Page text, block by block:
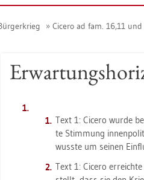
Ci­ce­ro ad fam. 16,11
Text 1: Ci­ce­ro wurde
te Stim­mung
wuss­te um sei­nen
Text 1: Ci­ce­ro